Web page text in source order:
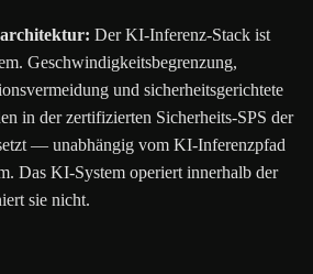
Der KI-Inferenz-Stack ist
Geschwindigkeitsbegrenzung,
und sicherheitsgerichtete
in der zertifizierten Sicherheits-SPS der
— unabhängig vom KI-Inferenzpfad
Das KI-System operiert innerhalb der
sie nicht.